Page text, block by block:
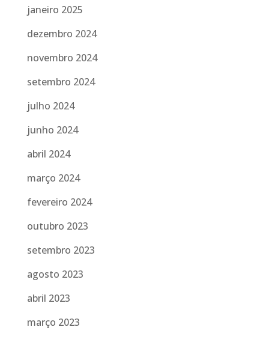
janeiro 2025
dezembro 2024
novembro 2024
setembro 2024
julho 2024
junho 2024
abril 2024
março 2024
fevereiro 2024
outubro 2023
setembro 2023
agosto 2023
abril 2023
março 2023